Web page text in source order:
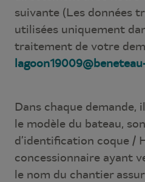
suivante (Les données
utilisées uniquement
traitement de votre
Dans chaque demande,
le modèle du bateau,
d’identification coque /
concessionnaire ayant
le nom du chantier